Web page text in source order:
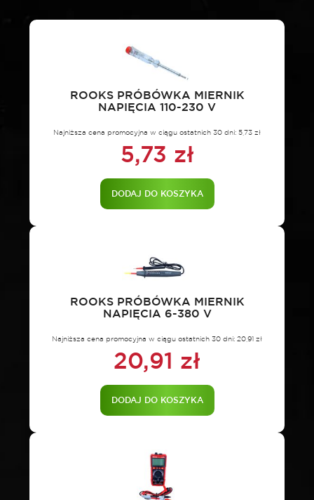
ROOKS PRÓBÓWKA MIERNIK
NAPIĘCIA 110-230 V
Najniższa cena promocyjna w ciągu ostatnich 30 dni: 5,73 zł
5,73 zł
DODAJ DO KOSZYKA
ROOKS PRÓBÓWKA MIERNIK
NAPIĘCIA 6-380 V
Najniższa cena promocyjna w ciągu ostatnich 30 dni: 20,91 zł
20,91 zł
DODAJ DO KOSZYKA